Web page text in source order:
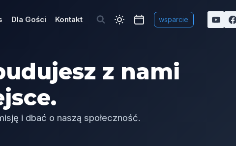
Dla Gości Kontakt wsparcie
z nami
i dbać o naszą społeczność.